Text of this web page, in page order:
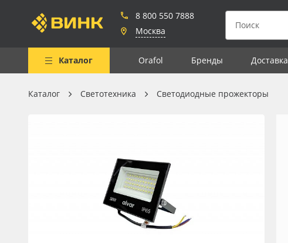
8 800 550 7888
Москва
Каталог Orafol Бренды Доставка
Весь каталог
Листовые материалы
Клей, скотчи и крепёж
Мобильные конструкции и
Каталог Светотехника Светодиодные прожекторы